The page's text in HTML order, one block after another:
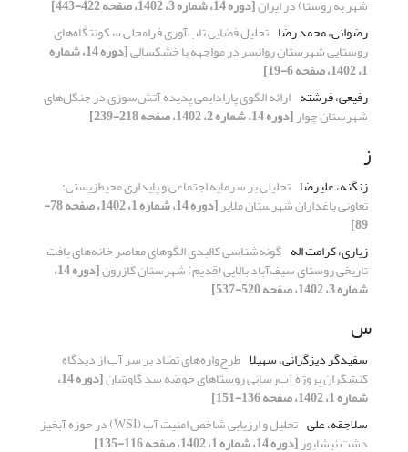
شهر به روستا) در ایران[دوره 14، شماره 3، 1402، صفحه 422-443]
رضوانی، محمد رضا تحلیل فضایی تاب‌آوری فرامحلی سکونتگاه‌های
روستایی شهرستان روانسر در مواجهه با خشکسالی [دوره 14، شماره
1، 1402، صفحه 6-19]
رفیعی، فرشته ارائه الگوی پارادایمی پدیده آتش‌سوزی در جنگل‌های
شهرستان چوار[دوره 14، شماره 2، 1402، صفحه 218-239]
ز
زنگنه، علیرضا تحلیلی بر سرمایه اجتماعی و پایداری ‌محیط‌زیستی‌:
تعاونی باغداران شهرستان ملایر [دوره 14، شماره 1، 1402، صفحه 78-
89]
زیاری، کرامت اله گونه‌شناسی کالبدی الگوهای معاصر خانه‌های بافت
تاریخی روستای سیف‌آباد بالایی (قدیم) شهرستان کازرون [دوره 14،
شماره 3، 1402، صفحه 520-537]
س
سفیدگر دیزگرانی، سهیلا طرح‌واره‌های تضاد بر سر آب از دیدگاه
کنشگران پروژه آب‌رسانی روستاهای حوضه سد گاوشان [دوره 14،
شماره 1، 1402، صفحه 136-151]
سلاجقه، علی
تحلیل و ارزیابی شاخص امنیت آب (WSI) در حوزه آبخیز
دشت نیشابور[دوره 14، شماره 1، 1402، صفحه 116-135]